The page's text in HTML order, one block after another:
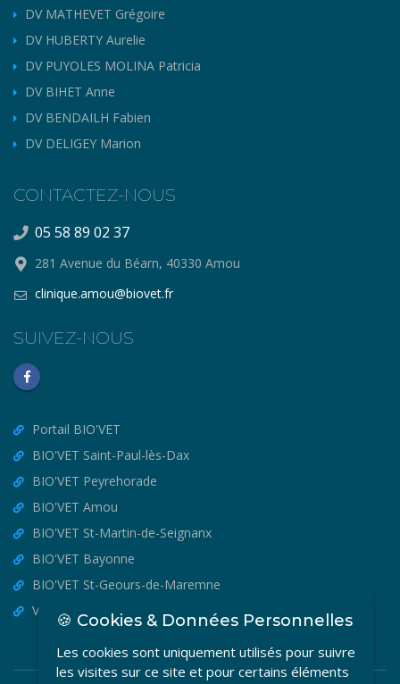
DV MATHEVET Grégoire
DV HUBERTY Aurelie
DV PUYOLES MOLINA Patricia
DV BIHET Anne
DV BENDAILH Fabien
DV DELIGEY Marion
CONTACTEZ-NOUS
05 58 89 02 37
281 Avenue du Béarn, 40330 Amou
clinique.amou@biovet.fr
SUIVEZ-NOUS
Portail BIO'VET
BIO'VET Saint-Paul-lès-Dax
BIO'VET Peyrehorade
BIO'VET Amou
BIO'VET St-Martin-de-Seignanx
BIO'VET Bayonne
BIO'VET St-Geours-de-Maremne
VET'OSTEO
🍪 Cookies & Données Personnelles
Les cookies sont uniquement utilisés pour suivre
les visites sur ce site et pour certains éléments